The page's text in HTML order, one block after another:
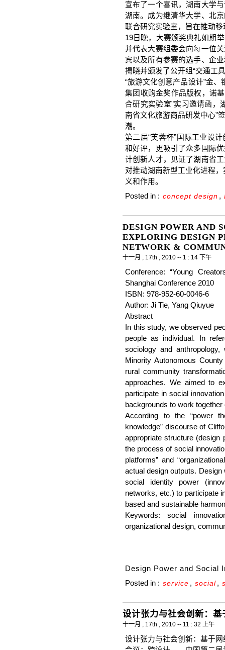
宣布了一个喜讯，湖南大学
湖南。成为继清华大学、北
联合研究实验室，旨在推动
19日晚，大赛颁奖典礼如期
并代表大赛组委会向每一位
宾以及所有参赛的选手、企
揭晓并颁发了公开组“交通工
“旅游文化创意产品设计”金
集团收购金奖作品版权，诺
合研究实验室”实习邀请函，
南省文化旅游商品研发中心”
潮。
第二届“芙蓉杯”国际工业设
和好评，更吸引了众多国际
计创新人才，见证了湖南省
对推动湖南新型工业化进程，
义和作用。
Posted in : concept design ,
DESIGN POWER AND
EXPLORING DESIGN
NETWORK &
十一月 , 17th , 2010 -- 1 : 14 下午
Conference: “Young
Shanghai Conference 2010
ISBN: 978-952-60-0046-6
Author: Ji Tie, Yang Qiuyue
Abstract
In this study, we observed
people as individual. In
sociology and
Minority Autonomous
rural community
approaches. We aimed to
participate in social
backgrounds to work together
According to the “power
knowledge” discourse of
appropriate structure (design
the process of social
platforms” and
actual design outputs.
social identity power
networks, etc.) to participate
based and sustainable
Keywords: social
organizational design,
Design Power and Social
Posted in : service , social ,
设计张力与社会创新：
十一月 , 17th , 2010 -- 11 : 32 上午
设计张力与社会创新：基于